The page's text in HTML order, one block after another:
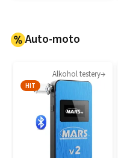
Auto-moto
Alkohol testery
HIT